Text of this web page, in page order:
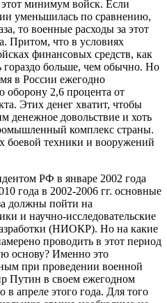
минимум войск. Если
уменьшилась по сравнению,
то военные расходы за этот
Притом, что в условиях
финансовых средств, как
гораздо больше, чем обычно. Но
в России ежегодно
оборону 2,6 процента от
Этих денег хватит, чтобы
денежное довольствие и хоть
комплекс страны.
боевой техники и вооружений
РФ в январе 2002 года
года в 2002-2006 гг. основные
должны пойти на
и научно-исследовательские
(НИОКР). Но на какие
проводить в этот период
основу? Именно это
при проведении военной
Путин в своем ежегодном
в апреле этого года. Для того